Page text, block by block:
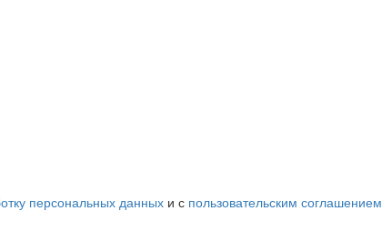
персональных данных и с пользовательским соглашением